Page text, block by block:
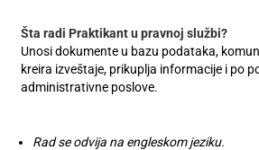
Šta radi Praktikant u pravnoj službi?
Unosi dokumente u bazu podataka,
kreira izveštaje, prikuplja informacije i po
administrativne poslove.
Rad se odvija na engleskom jeziku.